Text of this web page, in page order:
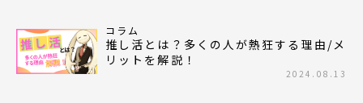
コラム
推し活とは？多くの人が熱狂する理由/メ
リットを解説！
2024.08.13